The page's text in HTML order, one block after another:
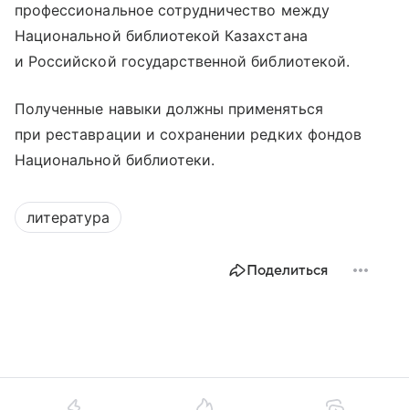
профессиональное сотрудничество между
Национальной библиотекой Казахстана
и Российской государственной библиотекой.
Полученные навыки должны применяться
при реставрации и сохранении редких фондов
Национальной библиотеки.
литература
Поделиться